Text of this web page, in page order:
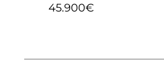
45.900€